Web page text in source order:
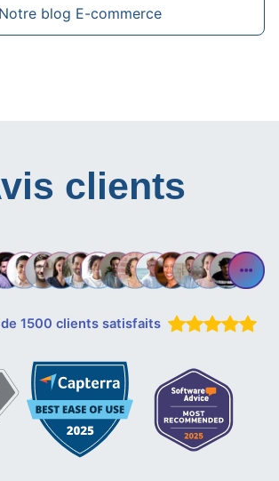
Notre blog E-commerce
clients
1500 clients satisfaits